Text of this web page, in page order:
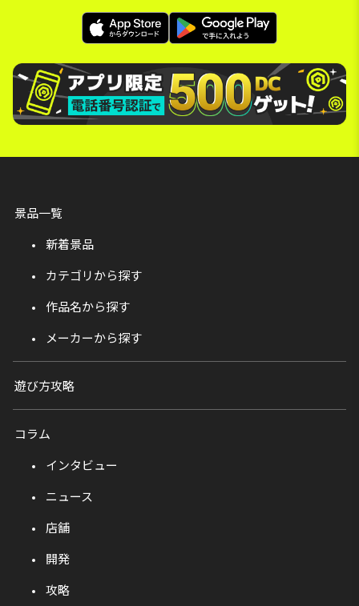
景品一覧
新着景品
カテゴリから探す
作品名から探す
メーカーから探す
遊び方攻略
コラム
インタビュー
ニュース
店舗
開発
攻略